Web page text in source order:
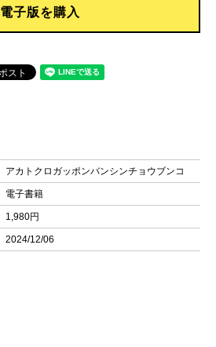
電子版を購入
アカトクロガッポンバンシンチョウブンコ
電子書籍
1,980円
2024/12/06